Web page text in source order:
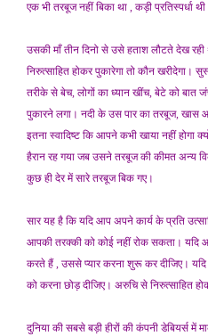
एक भी तरबूज नहीं बिका था , कड़ी प्रतिस्पर्धा
उसकी माँ तीन दिनो से उसे हताश लौटते देख
निरुत्साहित होकर पुकारेगा तो कौन खरीदेगा।
तरीके से बेच, लोगों का ध्यान खींच, बेटे को बात
पुकारने लगा। नदी के उस पार का तरबूज, खास
इतना स्वादिष्ट कि आपने कभी खाया नहीं होगा
हैरान रह गया जब उसने तरबूज की कीमत अन्य
कुछ ही देर में सारे तरबूज बिक गए।
सार यह है कि यदि आप अपने कार्य के प्रति
आपकी तरक्की को कोई नहीं रोक सकता। यदि
करते हैं , उससे प्यार करना शुरू कर दीजिए।
को करना छोड़ दीजिए। अरुचि से निरुत्साहित
दुनिया की सबसे बड़ी हीरों की कंपनी डेबियर्स में